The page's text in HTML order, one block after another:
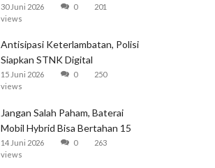
Ekstrem
30 Juni 2026 0
201
views
Antisipasi Keterlambatan, Polisi
Siapkan STNK Digital
15 Juni 2026 0
250
views
Jangan Salah Paham, Baterai
Mobil Hybrid Bisa Bertahan 15
Tahun
14 Juni 2026 0
263
views